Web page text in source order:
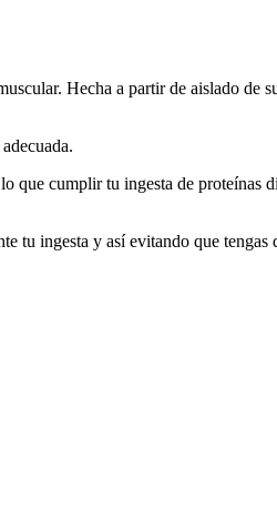
Hecha a partir de aislado de
cumplir tu ingesta de proteínas
ingesta y así evitando que tengas